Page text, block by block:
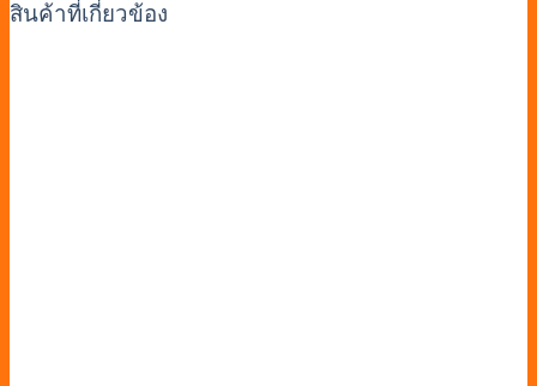
สินค้าที่เกี่ยวข้อง